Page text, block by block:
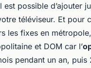
est possible d’ajouter
téléviseur. Et pour
les fixes en
et DOM car l’
pendant un an,